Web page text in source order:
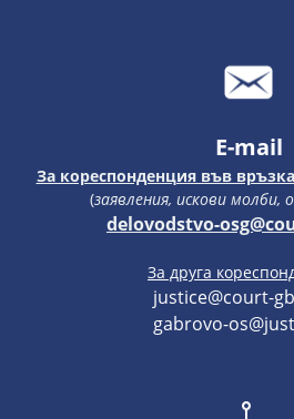
E-mail
За кореспонденция във
(заявления, искови молби,
delovodstvo-
За друга
justice@court-
gabrovo-